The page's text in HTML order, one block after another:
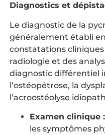
Diagnostics et
Le diagnostic de la
généralement établi
constatations
radiologie et des
diagnostic différentiel
l’ostéopétrose, la
l’acroostéolyse
Examen clinique :
les symptômes